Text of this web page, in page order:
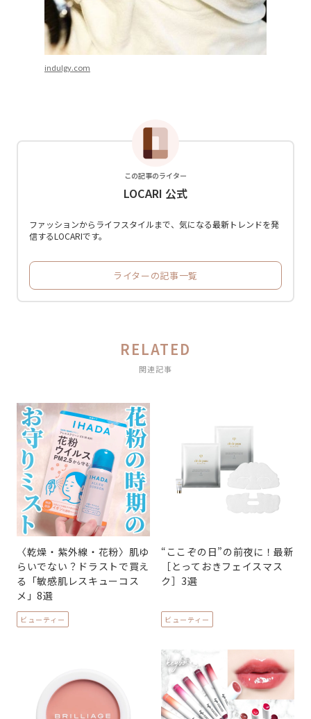
indulgy.com
この記事のライター
LOCARI 公式
ファッションからライフスタイルまで、気になる最新トレンドを発
信するLOCARIです。
ライターの記事一覧
RELATED
関連記事
〈乾燥・紫外線・花粉〉肌ゆ
らいでない？ドラストで買え
る「敏感肌レスキューコス
メ」8選
ビューティー
“ここぞの日”の前夜に！最新
［とっておきフェイスマス
ク］3選
ビューティー